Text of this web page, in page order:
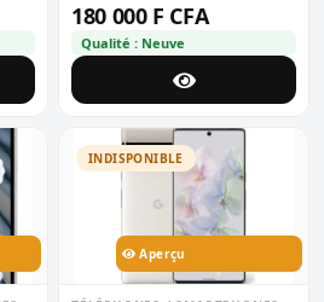
180 000 F CFA
Qualité : Neuve
INDISPONIBLE
Aperçu